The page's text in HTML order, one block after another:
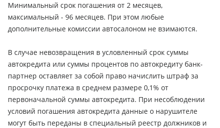
Минимальный срок погашения от 2 месяцев,
максимальный - 96 месяцев. При этом любые
дополнительные комиссии автосалоном не взимаются.
В случае невозвращения в условленный срок суммы
автокредита или суммы процентов по автокредиту банк-
партнер оставляет за собой право начислить штраф за
просрочку платежа в среднем размере 0,1% от
первоначальной суммы автокредита. При несоблюдении
условий погашения автокредита данные о нарушителе
могут быть переданы в специальный реестр должников и